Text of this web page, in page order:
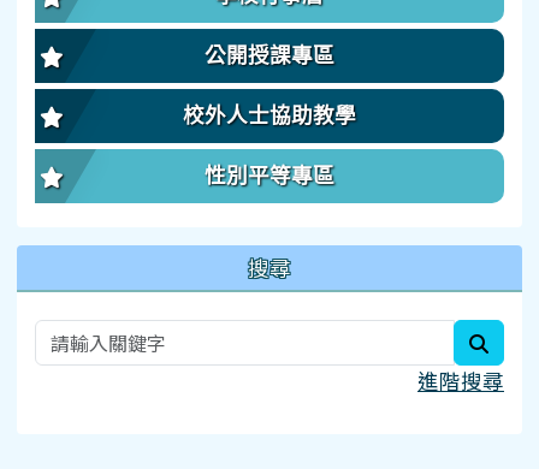
公開授課專區
校外人士協助教學
性別平等專區
搜尋
進階搜尋